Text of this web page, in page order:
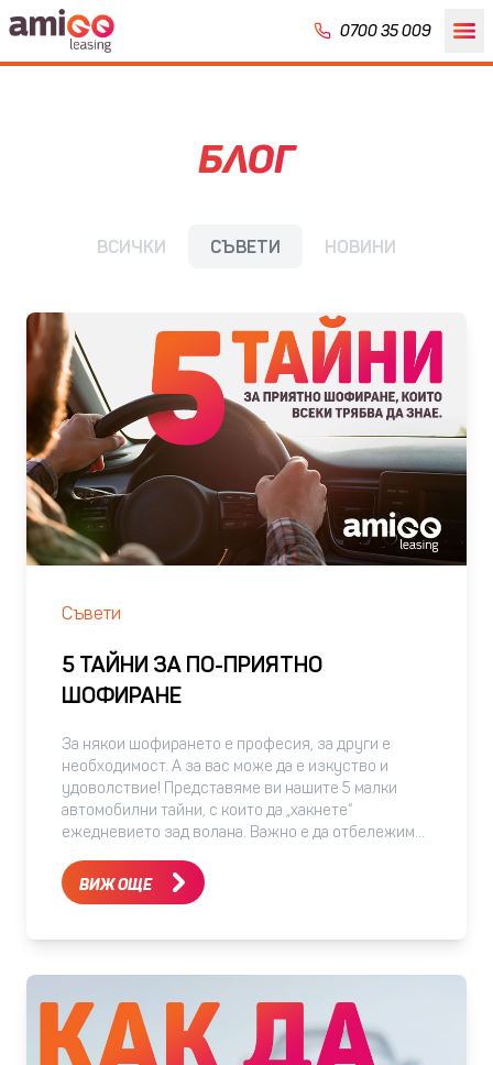
0700 35 009
БЛОГ
ВСИЧКИ СЪВЕТИ НОВИНИ
Съвети
5 ТАЙНИ ЗА ПО-ПРИЯТНО
ШОФИРАНЕ
За някои шофирането е професия, за други е
необходимост. А за вас може да е изкуство и
удоволствие! Представяме ви нашите 5 малки
автомобилни тайни, с които да „хакнете“
ежедневието зад волана. Важно е да отбележим
се възползвате от тези съвети. Те са за всеки
запален шофьор! 1. „ОСВЕЖЕТЕ“ ЧИСТАЧКИТЕ СЪС
изключителна важност – иначе… сещате се за
спирт върху микрофибърна кърпа е евтин, но
ефективен начин
ВИЖ ОЩЕ